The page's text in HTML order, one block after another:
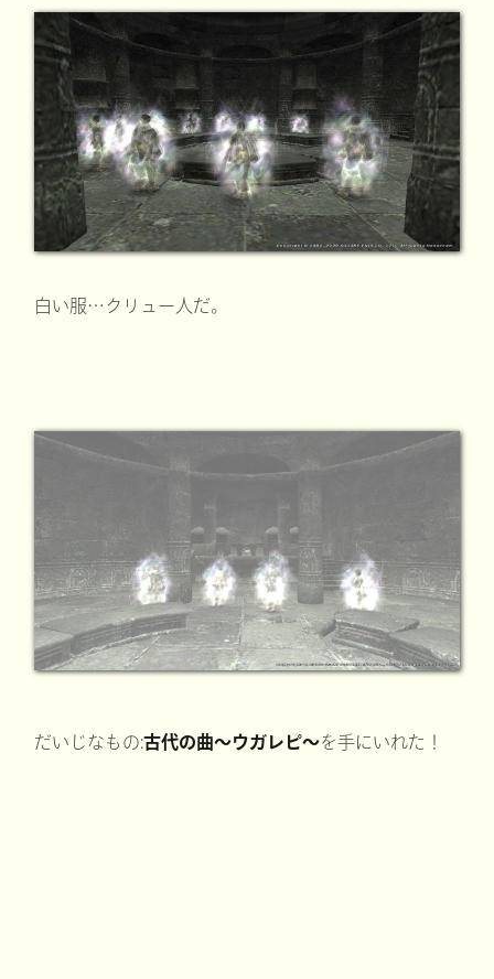
白い服…クリュー人だ。
だいじなもの:古代の曲～ウガレピ～を手にいれた！